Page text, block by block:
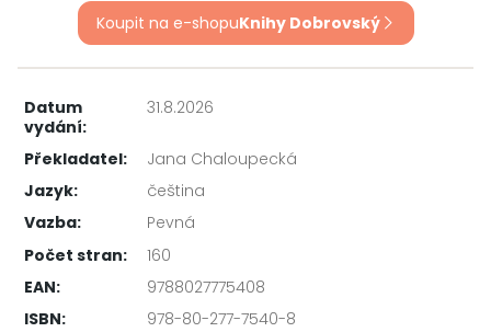
Koupit na e-shopuKnihy Dobrovský
Datum
vydání:
31.8.2026
Překladatel:
Jana Chaloupecká
Jazyk:
čeština
Vazba:
Pevná
Počet stran:
160
EAN:
9788027775408
ISBN:
978-80-277-7540-8